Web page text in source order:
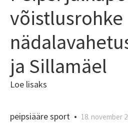
võistlusrohke
ja Sillamäel
Loe lisaks
peipsiääre sport • 18. november